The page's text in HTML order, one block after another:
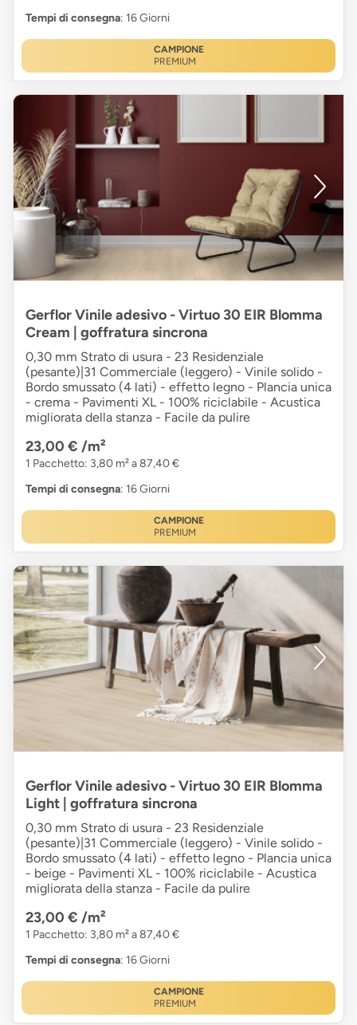
Tempi di consegna: 16 Giorni
CAMPIONE
PREMIUM
Gerflor Vinile adesivo - Virtuo 30 EIR Blomma
Cream | goffratura sincrona
0,30 mm Strato di usura - 23 Residenziale
(pesante)|31 Commerciale (leggero) - Vinile solido -
Bordo smussato (4 lati) - effetto legno - Plancia unica
- crema - Pavimenti XL - 100% riciclabile - Acustica
migliorata della stanza - Facile da pulire
23,00 € /m²
1 Pacchetto: 3,80 m² a 87,40 €
Tempi di consegna: 16 Giorni
CAMPIONE
PREMIUM
Gerflor Vinile adesivo - Virtuo 30 EIR Blomma
Light | goffratura sincrona
0,30 mm Strato di usura - 23 Residenziale
(pesante)|31 Commerciale (leggero) - Vinile solido -
Bordo smussato (4 lati) - effetto legno - Plancia unica
- beige - Pavimenti XL - 100% riciclabile - Acustica
migliorata della stanza - Facile da pulire
23,00 € /m²
1 Pacchetto: 3,80 m² a 87,40 €
Tempi di consegna: 16 Giorni
CAMPIONE
PREMIUM